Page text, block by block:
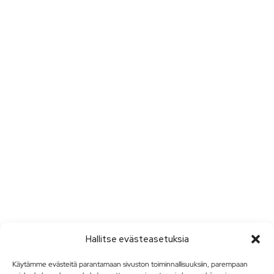
Hallitse evästeasetuksia
Käytämme evästeitä parantamaan sivuston toiminnallisuuksiin, parempaan